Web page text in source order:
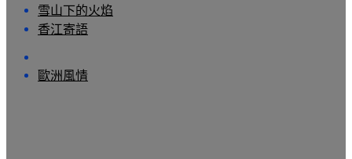
雪山下的火焰
香江寄語
歐洲風情